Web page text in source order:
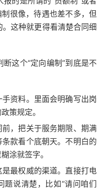
很像，待遇也差不多，但
这种就更得看清楚合同细
这个“定向编制”到底是不
手资料。里面会明确写出岗
策规定。
前，把关于服务期限、期满
款看个底朝天。不明白的
涂就签字。
是最权威的渠道。直接打电
说清楚，比如“请问咱们